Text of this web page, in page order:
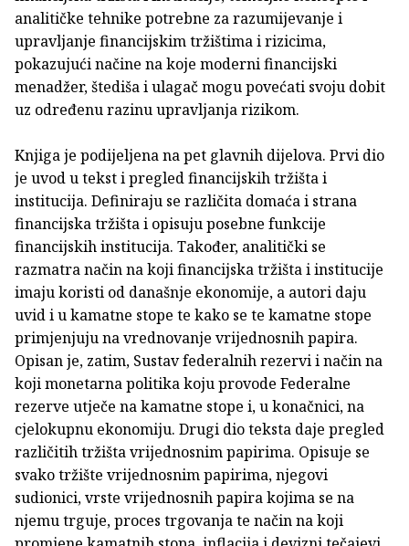
analitičke tehnike potrebne za razumijevanje i
upravljanje financijskim tržištima i rizicima,
pokazujući načine na koje moderni financijski
menadžer, štediša i ulagač mogu povećati svoju dobit
uz određenu razinu upravljanja rizikom.
Knjiga je podijeljena na pet glavnih dijelova. Prvi dio
je uvod u tekst i pregled financijskih tržišta i
institucija. Definiraju se različita domaća i strana
financijska tržišta i opisuju posebne funkcije
financijskih institucija. Također, analitički se
razmatra način na koji financijska tržišta i institucije
imaju koristi od današnje ekonomije, a autori daju
uvid i u kamatne stope te kako se te kamatne stope
primjenjuju na vrednovanje vrijednosnih papira.
Opisan je, zatim, Sustav federalnih rezervi i način na
koji monetarna politika koju provode Federalne
rezerve utječe na kamatne stope i, u konačnici, na
cjelokupnu ekonomiju. Drugi dio teksta daje pregled
različitih tržišta vrijednosnim papirima. Opisuje se
svako tržište vrijednosnim papirima, njegovi
sudionici, vrste vrijednosnih papira kojima se na
njemu trguje, proces trgovanja te način na koji